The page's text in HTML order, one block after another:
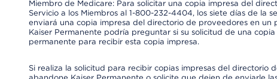
Miembro de Medicare: Para solicitar una copia impresa del
Servicio a los Miembros al 1-800-232-4404, los siete días de la
enviará una copia impresa del directorio de proveedores en un
Kaiser Permanente podría preguntar si su solicitud de una
permanente para recibir esta copia impresa.
Si realiza la solicitud para recibir copias impresas del directorio